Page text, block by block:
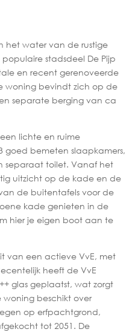
het water van de rustige
stadsdeel De Pijp
en recent gerenoveerde
woning bevindt zich op de
separate berging van ca
lichte en ruime
goed bemeten slaapkamers,
separaat toilet. Vanaf het
uitzicht op de kade en de
de buitentafels voor de
kade genieten in de
hier je eigen boot aan te
van een actieve VvE, met
heeft de VvE
glas geplaatst, wat zorgt
woning beschikt over
op erfpachtgrond,
tot 2051. De